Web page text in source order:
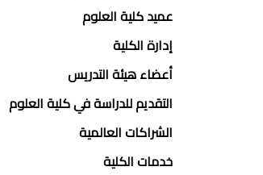
عميد كلية العلوم
إدارة الكلية
أعضاء هيئة التدريس
التقديم للدراسة في كلية العلوم
الشراكات العالمية
خدمات الكلية